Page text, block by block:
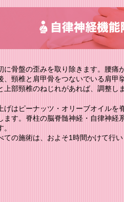
に骨盤の歪みを取り除きます。腰痛
、頸椎と肩甲骨をつないでいる肩甲
上部頸椎のねじれがあれば、調整しま
げはピーナッツ・オリーブオイルを
ます。脊柱の脳脊髄神経・自律神経
。
ての施術は、およそ1時間かけて行い